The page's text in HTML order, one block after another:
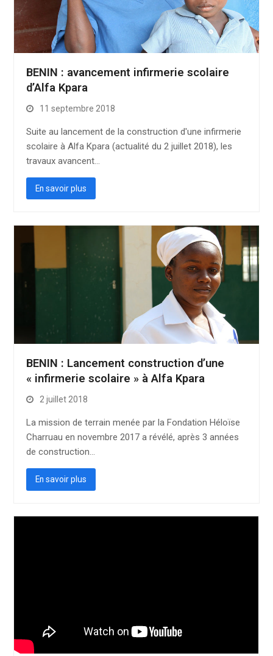
BENIN : avancement infirmerie scolaire
d’Alfa Kpara
11 septembre 2018
Suite au lancement de la construction d'une infirmerie
scolaire à Alfa Kpara (actualité du 2 juillet 2018), les
travaux avancent…
En savoir plus
BENIN : Lancement construction d’une
« infirmerie scolaire » à Alfa Kpara
2 juillet 2018
La mission de terrain menée par la Fondation Héloïse
Charruau en novembre 2017 a révélé, après 3 années
de construction…
En savoir plus